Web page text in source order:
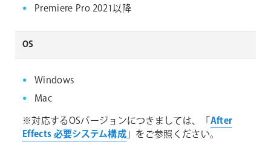
Premiere Pro 2021以降
OS
Windows
Mac
※対応するOSバージョンにつきましては、「 After
Effects 必要システム構成」をご参照ください。